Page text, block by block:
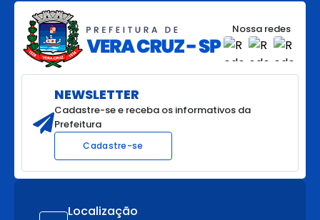
Localização
Nossa redes
NEWSLETTER
Cadastre-se e receba os informativos da
Prefeitura
Cadastre-se